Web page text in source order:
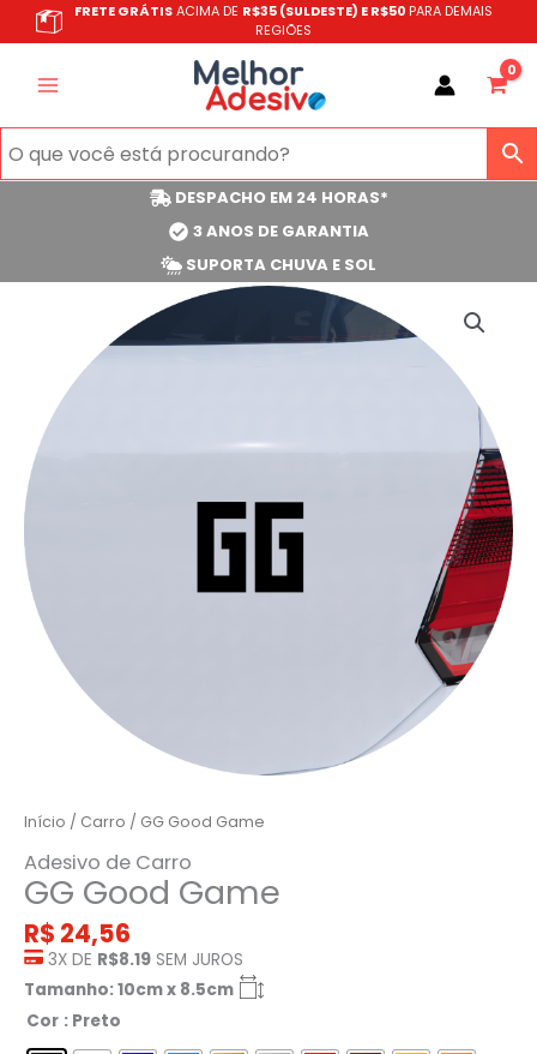
para
FRETE GRÁTISACIMA DE R$35 (SULDESTE) E R$50 PARA DEMAIS
REGIÕES
DESPACHO EM 24 HORAS*
3 ANOS DE GARANTIA
SUPORTA CHUVA E SOL
Início / Carro / GG Good Game
Adesivo de Carro
GG Good Game
R$ 24,56
3X DE R$8.19 SEM JUROS
Tamanho: 10cm x 8.5cm
Cor : Preto